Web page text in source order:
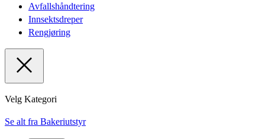
Avfallshåndtering
Innsektsdreper
Rengjøring
Velg Kategori
Se alt fra Bakeriutstyr